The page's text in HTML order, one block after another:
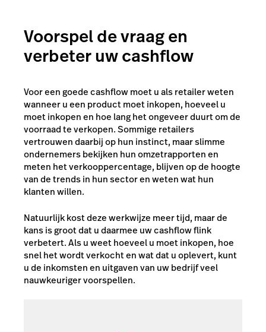
Voorspel de vraag en
verbeter uw cashflow
Voor een goede cashflow moet u als retailer weten
wanneer u een product moet inkopen, hoeveel u
moet inkopen en hoe lang het ongeveer duurt om de
voorraad te verkopen. Sommige retailers
vertrouwen daarbij op hun instinct, maar slimme
ondernemers bekijken hun omzetrapporten en
meten het verkooppercentage, blijven op de hoogte
van de trends in hun sector en weten wat hun
klanten willen.
Natuurlijk kost deze werkwijze meer tijd, maar de
kans is groot dat u daarmee uw cashflow flink
verbetert. Als u weet hoeveel u moet inkopen, hoe
snel het wordt verkocht en wat dat u oplevert, kunt
u de inkomsten en uitgaven van uw bedrijf veel
nauwkeuriger voorspellen.